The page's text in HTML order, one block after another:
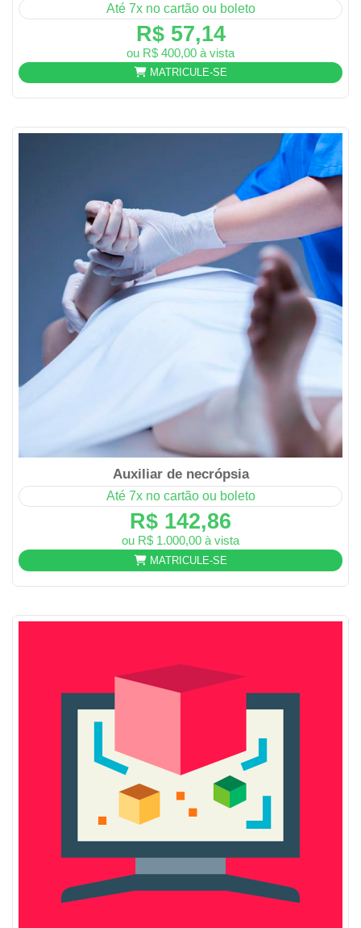
Até 7x no cartão ou boleto
R$ 57,14
ou R$ 400,00 à vista
MATRICULE-SE
Auxiliar de necrópsia
Até 7x no cartão ou boleto
R$ 142,86
ou R$ 1.000,00 à vista
MATRICULE-SE